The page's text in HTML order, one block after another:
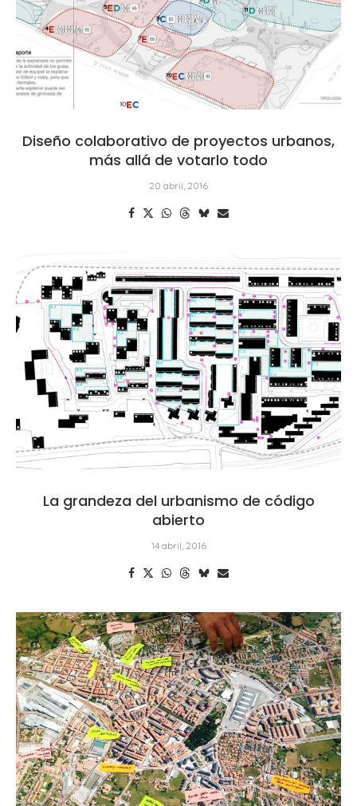
Diseño colaborativo de proyectos urbanos,
más allá de votarlo todo
20 abril, 2016
La grandeza del urbanismo de código
abierto
14 abril, 2016